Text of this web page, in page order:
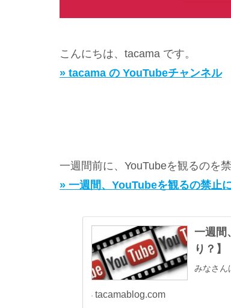
こんにちは、tacama です。
» tacama の YouTubeチャンネル
一週間前に、YouTubeを観るのを
» 一週間、YouTubeを観るの禁止
一週間
り？】
みなさん
tacamablog.com